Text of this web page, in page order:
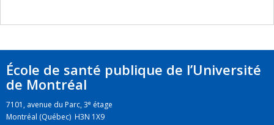
École de santé publique de l’Université
de Montréal
7101, avenue du Parc, 3e étage
Montréal (Québec) H3N 1X9